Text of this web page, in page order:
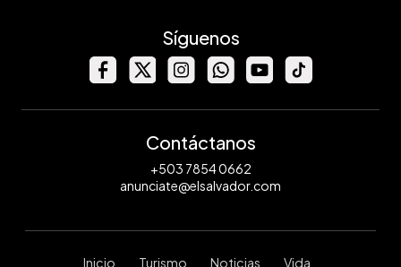
Síguenos
Contáctanos
+503 7854 0662
anunciate@elsalvador.com
Inicio Turismo Noticias Vida